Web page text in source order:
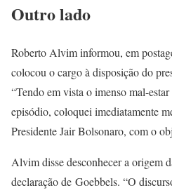
Outro lado
Roberto Alvim informou, em
colocou o cargo à disposição do
“Tendo em vista o imenso mal-
episódio, coloquei imediatamente
Presidente Jair Bolsonaro, com o
Alvim disse desconhecer a origem
declaração de Goebbels. “O